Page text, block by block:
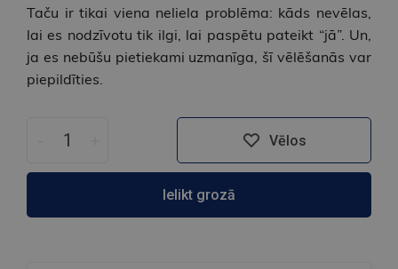
Taču ir tikai viena neliela problēma: kāds nevēlas,
lai es nodzīvotu tik ilgi, lai paspētu pateikt “jā”. Un,
ja es nebūšu pietiekami uzmanīga, šī vēlēšanās var
piepildīties.
Vēlos
Ielikt grozā